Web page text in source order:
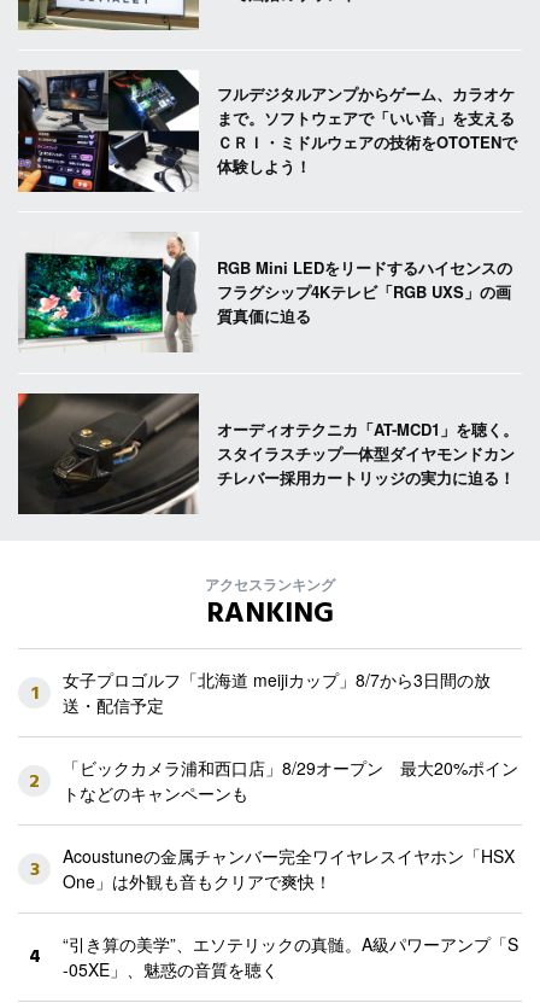
フルデジタルアンプからゲーム、カラオケ
まで。ソフトウェアで「いい音」を支える
ＣＲＩ・ミドルウェアの技術をOTOTENで
体験しよう！
RGB Mini LEDをリードするハイセンスの
フラグシップ4Kテレビ「RGB UXS」の画
質真価に迫る
オーディオテクニカ「AT-MCD1」を聴く。
スタイラスチップ一体型ダイヤモンドカン
チレバー採用カートリッジの実力に迫る！
アクセスランキング
RANKING
1
女子プロゴルフ「北海道 meijiカップ」8/7から3日間の放
送・配信予定
2
「ビックカメラ浦和西口店」8/29オープン 最大20%ポイン
トなどのキャンペーンも
3
Acoustuneの金属チャンバー完全ワイヤレスイヤホン「HSX
One」は外観も音もクリアで爽快！
4
“引き算の美学”、エソテリックの真髄。A級パワーアンプ「S
-05XE」、魅惑の音質を聴く